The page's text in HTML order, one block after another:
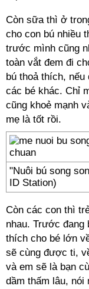
Còn sữa thì ở
cho con bú nhiều
trước mình cũng
toàn vắt đem đi
bú thoả thích,
các bé khác. Chỉ
cũng khoẻ mạnh
mẹ là tốt rồi.
"Nuôi bú song
ID Station)
Còn các con thì
nhau. Trước đang
thích cho bé lớn
sẽ cùng được ti,
và em sẽ là bạn
dầm thấm lâu, nói